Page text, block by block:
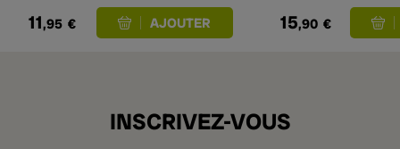
11,95 € 15,90 €
INSCRIVEZ-VOUS